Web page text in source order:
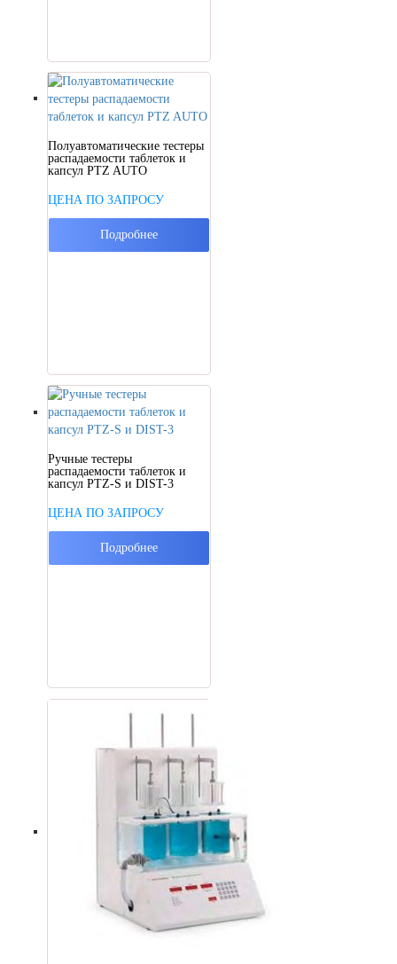
Полуавтоматические тестеры
распадаемости таблеток и
капсул PTZ AUTO
ЦЕНА ПО ЗАПРОСУ
Подробнее
Ручные тестеры
распадаемости таблеток и
капсул PTZ-S и DIST-3
ЦЕНА ПО ЗАПРОСУ
Подробнее